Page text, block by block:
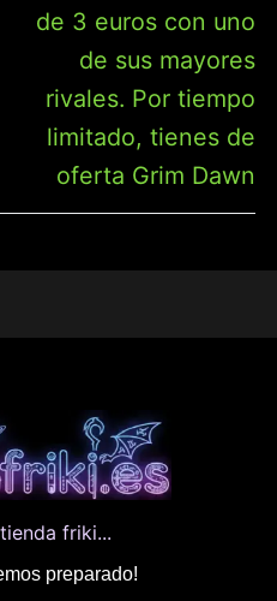
de 3 euros con uno
de sus mayores
rivales. Por tiempo
limitado, tienes de
oferta Grim Dawn
friki...
preparado!